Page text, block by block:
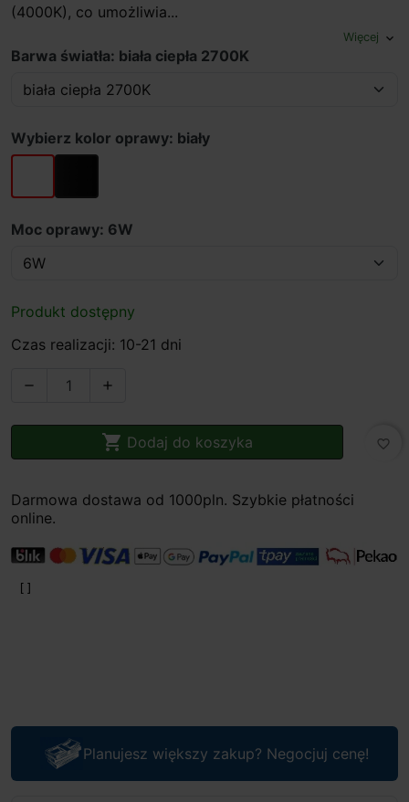
(4000K), co umożliwia...
Więcej expand_more
Barwa światła: biała ciepła 2700K
Wybierz kolor oprawy: biały
biały czarny
Moc oprawy: 6W
Produkt dostępny
Czas realizacji: 10-21 dni
 
 Dodaj do koszyka favorite_border
Darmowa dostawa od 1000pln. Szybkie płatności
online.
Planujesz większy zakup? Negocjuj cenę!